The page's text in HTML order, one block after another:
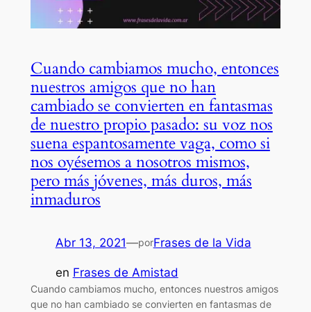
Cuando cambiamos mucho, entonces
nuestros amigos que no han
cambiado se convierten en fantasmas
de nuestro propio pasado: su voz nos
suena espantosamente vaga, como si
nos oyésemos a nosotros mismos,
pero más jóvenes, más duros, más
inmaduros
Abr 13, 2021—porFrases de la Vida
en Frases de Amistad
Cuando cambiamos mucho, entonces nuestros amigos
que no han cambiado se convierten en fantasmas de